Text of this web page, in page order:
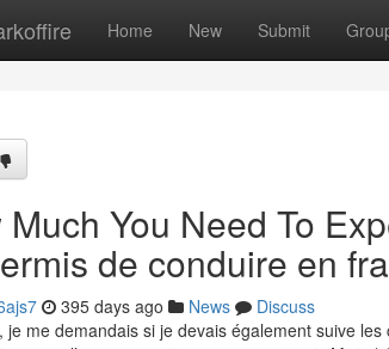
Home New Submit
Much You Need To
de conduire en
395 days ago News
Discuss
je me demandais si je devais également suive